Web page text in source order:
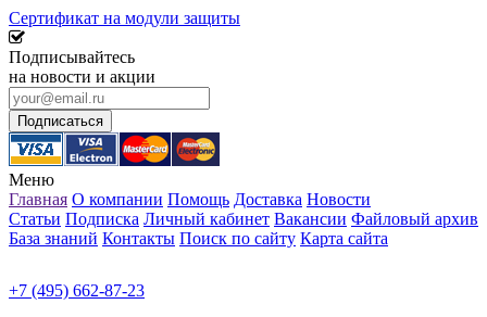
Сертификат на модули защиты
Подписывайтесь
на новости и акции
Меню
Главная О компании Помощь Доставка Новости
Статьи Подписка Личный кабинет Вакансии Файловый архив
База знаний Контакты Поиск по сайту Карта сайта
+7 (495) 662-87-23